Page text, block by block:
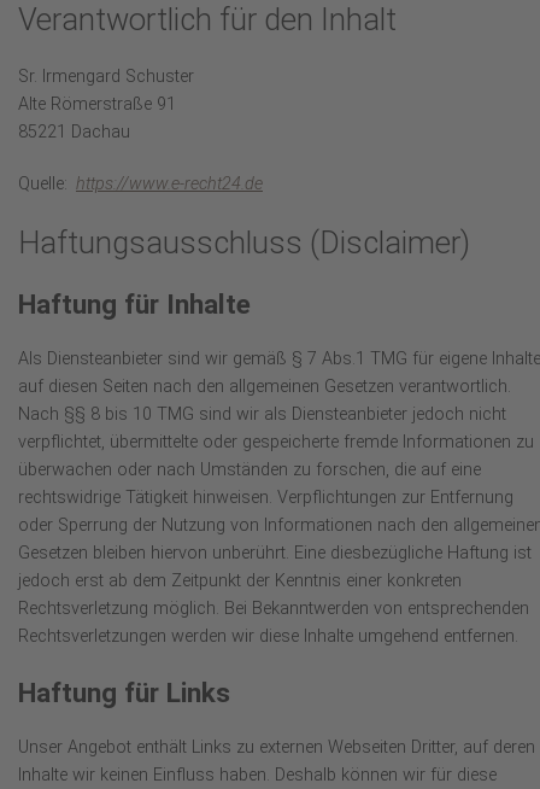
Verantwortlich für den Inhalt
Sr. Irmengard Schuster
Alte Römerstraße 91
85221 Dachau
Quelle: https://www.e-recht24.de
Haftungsausschluss (Disclaimer)
Haftung für Inhalte
Als Diensteanbieter sind wir gemäß § 7 Abs.1 TMG für eigene Inhalte
auf diesen Seiten nach den allgemeinen Gesetzen verantwortlich.
Nach §§ 8 bis 10 TMG sind wir als Diensteanbieter jedoch nicht
verpflichtet, übermittelte oder gespeicherte fremde Informationen zu
überwachen oder nach Umständen zu forschen, die auf eine
rechtswidrige Tätigkeit hinweisen. Verpflichtungen zur Entfernung
oder Sperrung der Nutzung von Informationen nach den
Gesetzen bleiben hiervon unberührt. Eine diesbezügliche Haftung ist
jedoch erst ab dem Zeitpunkt der Kenntnis einer konkreten
Rechtsverletzung möglich. Bei Bekanntwerden von entsprechenden
Rechtsverletzungen werden wir diese Inhalte umgehend entfernen.
Haftung für Links
Unser Angebot enthält Links zu externen Webseiten Dritter, auf deren
Inhalte wir keinen Einfluss haben. Deshalb können wir für diese